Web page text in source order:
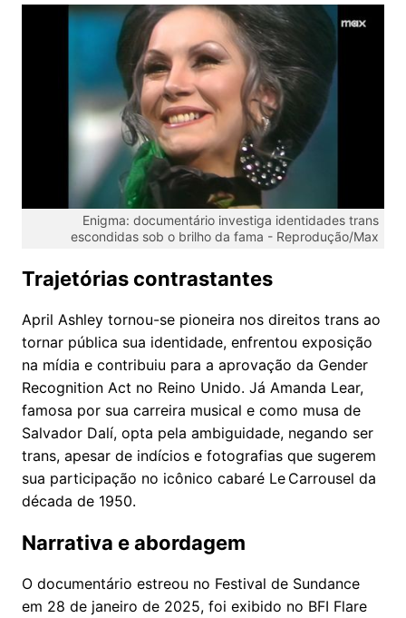
Enigma: documentário investiga identidades trans
escondidas sob o brilho da fama - Reprodução/Max
Trajetórias contrastantes
April Ashley tornou-se pioneira nos direitos trans ao
tornar pública sua identidade, enfrentou exposição
na mídia e contribuiu para a aprovação da Gender
Recognition Act no Reino Unido. Já Amanda Lear,
famosa por sua carreira musical e como musa de
Salvador Dalí, opta pela ambiguidade, negando ser
trans, apesar de indícios e fotografias que sugerem
sua participação no icônico cabaré Le Carrousel da
década de 1950.
Narrativa e abordagem
O documentário estreou no Festival de Sundance
em 28 de janeiro de 2025, foi exibido no BFI Flare